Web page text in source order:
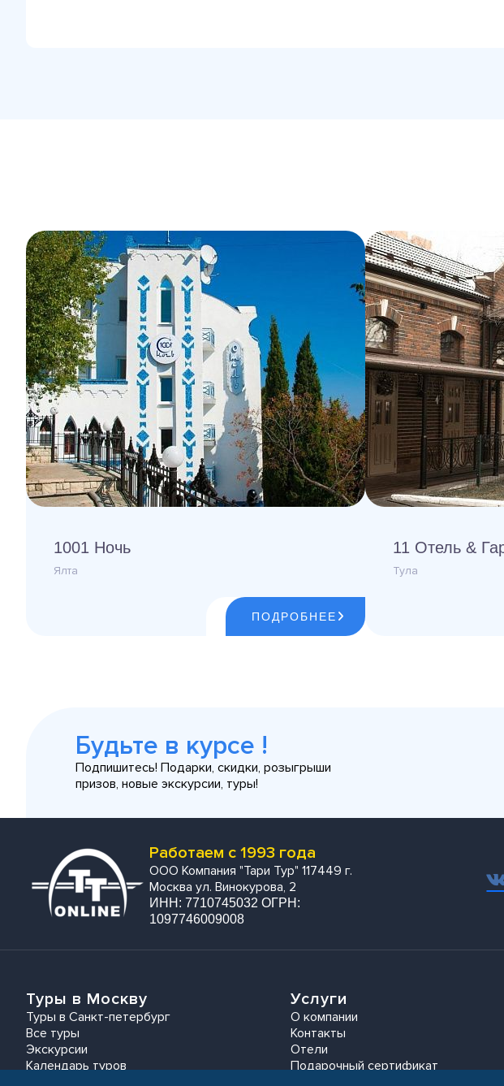
1001 Ночь
Ялта
ПОДРОБНЕЕ
11 Отель &
Тула
Будьте в курсе !
Подпишитесь! Подарки, скидки, розыгрыши
призов, новые экскурсии, туры!
Работаем с 1993 года
ООО Компания "Тари Тур" 117449 г.
Москва ул. Винокурова, 2
ИНН: 7710745032 ОГРН:
1097746009008
Туры в Москву
Туры в Санкт-петербург
Все туры
Экскурсии
Календарь туров
Услуги
О компании
Контакты
Отели
Подарочный сертификат